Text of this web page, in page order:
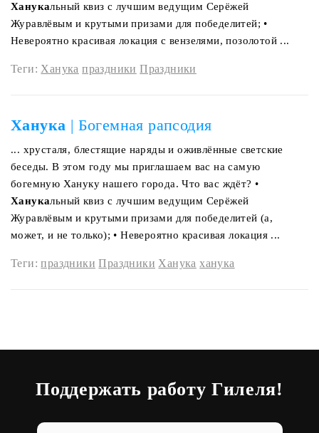
Ханукальный квиз с лучшим ведущим Серёжей
Журавлёвым и крутыми призами для победелитей; •
Невероятно красивая локация с вензелями, позолотой ...
Теги: Ханука праздники Праздники
Ханука | Богемная рапсодия
... хрусталя, блестящие наряды и оживлённые светские
беседы. В этом году мы приглашаем вас на самую
богемную Хануку нашего города. Что вас ждёт? •
Ханукальный квиз с лучшим ведущим Серёжей
Журавлёвым и крутыми призами для победелитей (а,
может, и не только); • Невероятно красивая локация ...
Теги:праздники Праздники Ханука ханука
Поддержать работу Гилеля!